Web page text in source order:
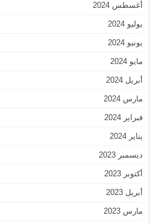
أغسطس 2024
يوليو 2024
يونيو 2024
مايو 2024
أبريل 2024
مارس 2024
فبراير 2024
يناير 2024
ديسمبر 2023
أكتوبر 2023
أبريل 2023
مارس 2023